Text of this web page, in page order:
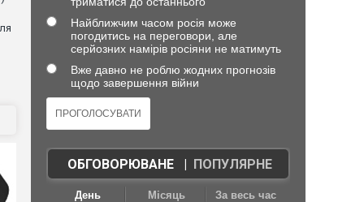
Найближчим часом росія може
погодитись на переговори, але
серйозних намірів росіяни не матимуть
Вже давно не роблю жодних прогнозів
щодо завершення війни
ОБГОВОРЮВАНЕ| ПОПУЛЯРНЕ
День Місяць За весь час